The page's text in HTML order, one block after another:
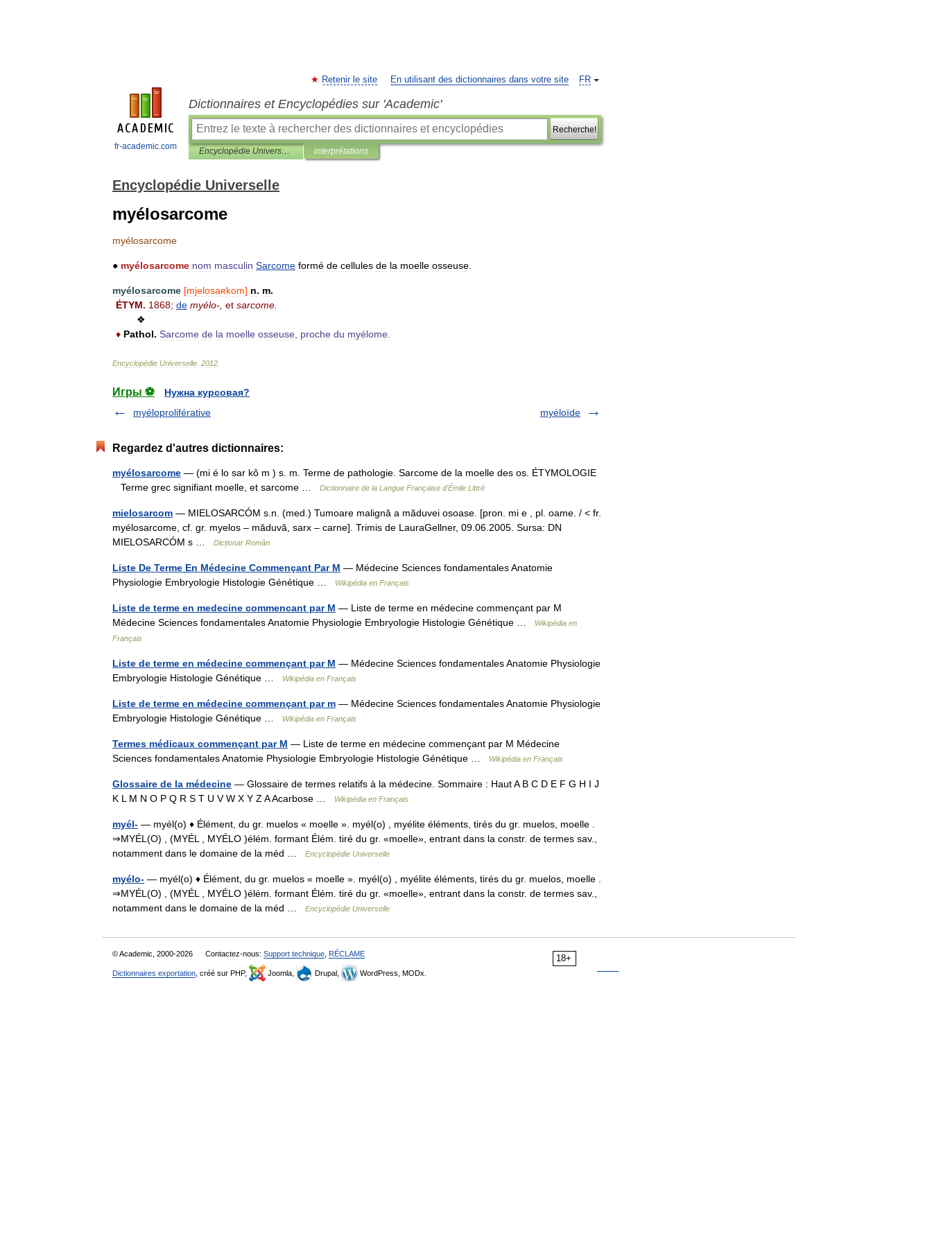
fr-academic.com
FR
Retenir le site En utilisant des dictionnaires dans votre site
Dictionnaires et Encyclopédies sur 'Academic'
Recherche!
Encyclopédie Universelle interprétations
Encyclopédie Universelle
myélosarcome
myélosarcome
● myélosarcome nom masculin Sarcome formé de cellules de la moelle osseuse
myélosarcome [mjelosaʀkom] n. m.
ÉTYM. 1868; de myélo-, et sarcome
❖
♦ Pathol. Sarcome de la moelle osseuse proche du myélome
Encyclopédie Universelle 2012
Игры ⚽
Нужна курсовая?
myéloproliférative
myéloïde
Regardez d'autres dictionnaires:
myélosarcome — (mi é lo sar kô m ) s. m. Terme de pathologie. Sarcome de la moelle des os. ÉTYMOLOGIE
Terme grec signifiant moelle, et sarcome …
Dictionnaire de la Langue Française d'Émile Littré
mielosarcom — MIELOSARCÓM s.n. (med.) Tumoare malignă a măduvei osoase. [pron. mi e , pl. oame. / < fr.
myélosarcome, cf. gr. myelos – măduvă, sarx – carne]. Trimis de LauraGellner, 09.06.2005. Sursa: DN
MIELOSARCÓM s …
Dicționar Român
Liste De Terme En Médecine Commençant Par M — Médecine Sciences fondamentales Anatomie
Physiologie Embryologie Histologie Génétique …
Wikipédia en Français
Liste de terme en medecine commencant par M — Liste de terme en médecine commençant par M
Médecine Sciences fondamentales Anatomie Physiologie Embryologie Histologie Génétique …
Wikipédia en
Français
Liste de terme en médecine commençant par M — Médecine Sciences fondamentales Anatomie Physiologie
Embryologie Histologie Génétique …
Wikipédia en Français
Liste de terme en médecine commençant par m — Médecine Sciences fondamentales Anatomie Physiologie
Embryologie Histologie Génétique …
Wikipédia en Français
Termes médicaux commençant par M — Liste de terme en médecine commençant par M Médecine
Sciences fondamentales Anatomie Physiologie Embryologie Histologie Génétique …
Wikipédia en Français
Glossaire de la médecine — Glossaire de termes relatifs à la médecine. Sommaire : Haut A B C D E F G H I J
K L M N O P Q R S T U V W X Y Z A Acarbose …
Wikipédia en Français
myél- — myél(o) ♦ Élément, du gr. muelos « moelle ». myél(o) , myélite éléments, tirés du gr. muelos, moelle .
⇒MYÉL(O) , (MYÉL , MYÉLO )élém. formant Élém. tiré du gr. «moelle», entrant dans la constr. de termes sav.,
notamment dans le domaine de la méd …
Encyclopédie Universelle
myélo- — myél(o) ♦ Élément, du gr. muelos « moelle ». myél(o) , myélite éléments, tirés du gr. muelos, moelle .
⇒MYÉL(O) , (MYÉL , MYÉLO )élém. formant Élém. tiré du gr. «moelle», entrant dans la constr. de termes sav.,
notamment dans le domaine de la méd …
Encyclopédie Universelle
18+
© Academic, 2000-2026 Contactez-nous: Support technique RÉCLAME
Dictionnaires exportation , créé sur PHP, Joomla, Drupal, WordPress, MODx.